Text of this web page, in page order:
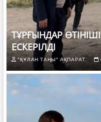
ТҰРҒЫНДАР
ЕСКЕРІЛДІ
"ҚҰЛАН ТАҢЫ" АҚПАРАТ.